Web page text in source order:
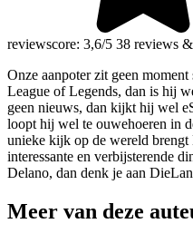
reviewscore: 3,6/5 38 reviews &
Onze aanpoter zit geen
League of Legends, dan is hij
geen nieuws, dan kijkt hij wel
loopt hij wel te ouwehoeren in
unieke kijk op de wereld brengt
interessante en verbijsterende
Delano, dan denk je aan
Meer van deze